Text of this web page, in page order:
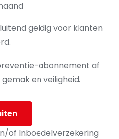
geldig voor klanten
abonnement af
en veiligheid.
of Inboedelverzekering